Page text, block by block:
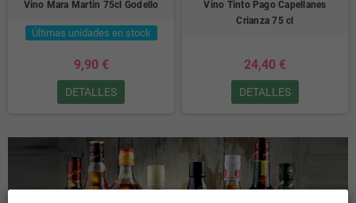
Vino Mara Martin 75cl Godello
Últimas unidades en stock
9,90 €
DETALLES
Vino Tinto Pago Capellanes
Crianza 75 cl
24,40 €
DETALLES